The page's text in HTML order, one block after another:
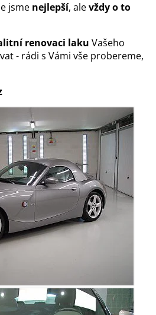
jsme nejlepší, alevždy o to
renovaci laku Vašeho
- rádi s Vámi vše probereme,